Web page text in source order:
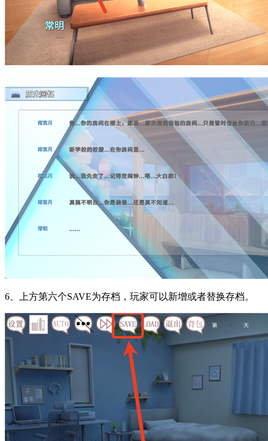
6、上方第六个SAVE为存档，玩家可以新增或者替换存档。